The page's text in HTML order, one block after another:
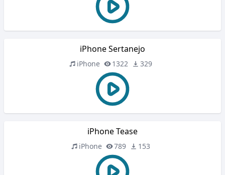
iPhone Sertanejo
iPhone 1322 329
iPhone Tease
iPhone 789 153